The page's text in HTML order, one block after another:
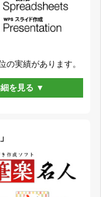
の実績があります。
を見る